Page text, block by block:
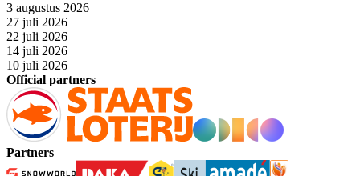
3 augustus 2026
27 juli 2026
22 juli 2026
14 juli 2026
10 juli 2026
Official partners
Partners